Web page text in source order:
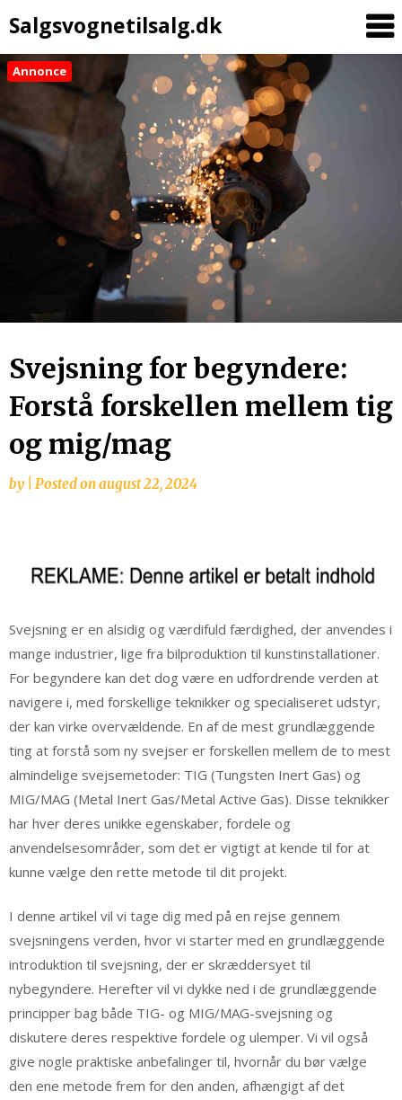
Salgsvognetilsalg.dk
content
Annonce
Svejsning for begyndere:
Forstå forskellen mellem tig
og mig/mag
by Posted onaugust 22, 2024
Svejsning er en alsidig og værdifuld færdighed, der anvendes i
mange industrier, lige fra bilproduktion til kunstinstallationer.
For begyndere kan det dog være en udfordrende verden at
navigere i, med forskellige teknikker og specialiseret udstyr,
der kan virke overvældende. En af de mest grundlæggende
ting at forstå som ny svejser er forskellen mellem de to mest
almindelige svejsemetoder: TIG (Tungsten Inert Gas) og
MIG/MAG (Metal Inert Gas/Metal Active Gas). Disse teknikker
har hver deres unikke egenskaber, fordele og
anvendelsesområder, som det er vigtigt at kende til for at
kunne vælge den rette metode til dit projekt.
I denne artikel vil vi tage dig med på en rejse gennem
svejsningens verden, hvor vi starter med en grundlæggende
introduktion til svejsning, der er skræddersyet til
nybegyndere. Herefter vil vi dykke ned i de grundlæggende
principper bag både TIG- og MIG/MAG-svejsning og
diskutere deres respektive fordele og ulemper. Vi vil også
give nogle praktiske anbefalinger til, hvornår du bør vælge
den ene metode frem for den anden, afhængigt af det